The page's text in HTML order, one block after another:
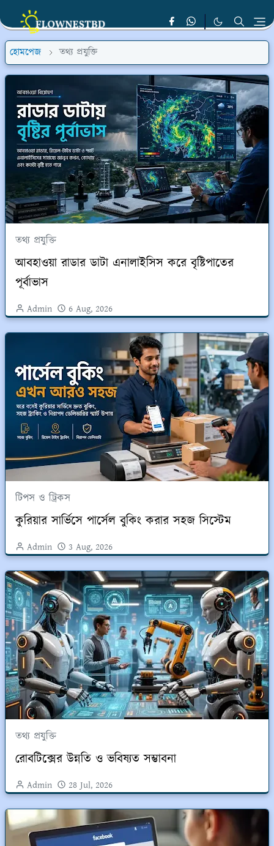
হোমপেজ তথ্য প্রযুক্তি
তথ্য প্রযুক্তি
আবহাওয়া রাডার ডাটা এনালাইসিস করে বৃষ্টিপাতের
পূর্বাভাস
Admin 6 Aug, 2026
টিপস ও ট্রিকস
কুরিয়ার সার্ভিসে পার্সেল বুকিং করার সহজ সিস্টেম
Admin 3 Aug, 2026
তথ্য প্রযুক্তি
রোবটিক্সের উন্নতি ও ভবিষ্যত সম্ভাবনা
Admin 28 Jul, 2026